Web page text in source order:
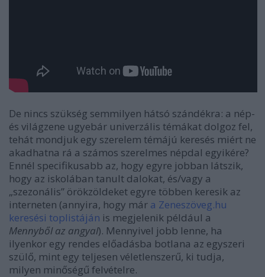
De nincs szükség semmilyen hátsó szándékra: a nép-
és világzene ugyebár univerzális témákat dolgoz fel,
tehát mondjuk egy szerelem témájú keresés miért ne
akadhatna rá a számos szerelmes népdal egyikére?
Ennél specifikusabb az, hogy egyre jobban látszik,
hogy az iskolában tanult dalokat, és/vagy a
„szezonális” örökzöldeket egyre többen keresik az
interneten (annyira, hogy már a Zeneszöveg.hu
keresési toplistáján is megjelenik például a
Mennyből az angyal). Mennyivel jobb lenne, ha
ilyenkor egy rendes előadásba botlana az egyszeri
szülő, mint egy teljesen véletlenszerű, ki tudja,
milyen minőségű felvételre.